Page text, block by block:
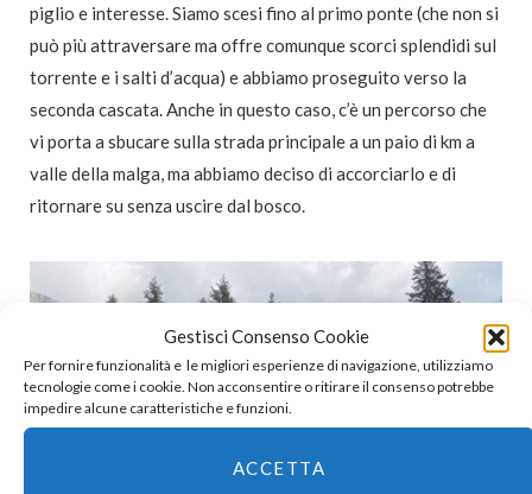
Gestisci Consenso Cookie
Per fornire funzionalità e le migliori esperienze di navigazione, utilizziamo
tecnologie come i cookie. Non acconsentire o ritirare il consenso potrebbe
impedire alcune caratteristiche e funzioni.
ACCETTA
piglio e interesse. Siamo scesi fino al primo ponte (che non si
può più attraversare ma offre comunque scorci splendidi sul
torrente e i salti d’acqua) e abbiamo proseguito verso la
seconda cascata. Anche in questo caso, c’è un percorso che
vi porta a sbucare sulla strada principale a un paio di km a
valle della malga, ma abbiamo deciso di accorciarlo e di
ritornare su senza uscire dal bosco.